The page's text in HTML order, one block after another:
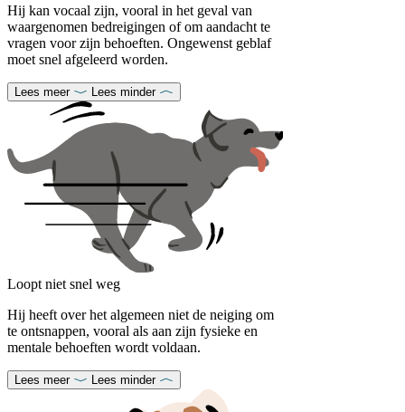
Hij kan vocaal zijn, vooral in het geval van
waargenomen bedreigingen of om aandacht te
vragen voor zijn behoeften. Ongewenst geblaf
moet snel afgeleerd worden.
Lees meer Lees minder
Loopt niet snel weg
Hij heeft over het algemeen niet de neiging om
te ontsnappen, vooral als aan zijn fysieke en
mentale behoeften wordt voldaan.
Lees meer Lees minder